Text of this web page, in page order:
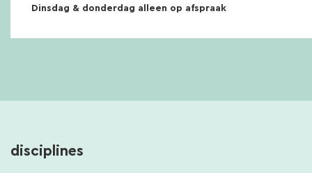
Dinsdag & donderdag alleen op afspraak
disciplines